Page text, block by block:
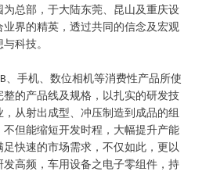
总部，于大陆东莞、昆山及重庆设
界的精英，透过共同的信念及宏观
科技。
、手机、数位相机等消费性产品所使
的产品线及规格，以扎实的研发技
从射出成型、冲压制造到成品的组
但能缩短开发时程，大幅提升产能
快速的市场需求，不仅如此，更以
发高频，车用设备之电子零组件，持